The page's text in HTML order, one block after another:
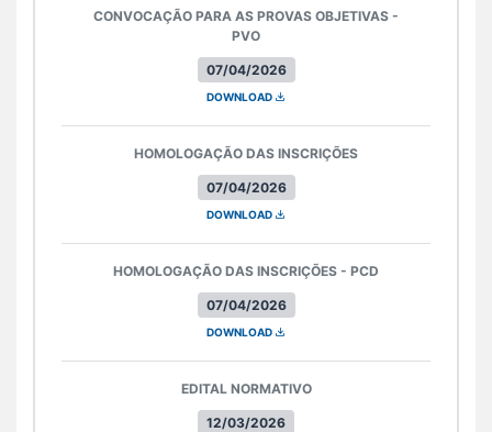
07/04/2026
CONVOCAÇÃO PARA AS PROVAS OBJETIVAS -
PVO
DOWNLOAD
07/04/2026
HOMOLOGAÇÃO DAS INSCRIÇÕES
DOWNLOAD
07/04/2026
HOMOLOGAÇÃO DAS INSCRIÇÕES - PCD
DOWNLOAD
12/03/2026
EDITAL NORMATIVO